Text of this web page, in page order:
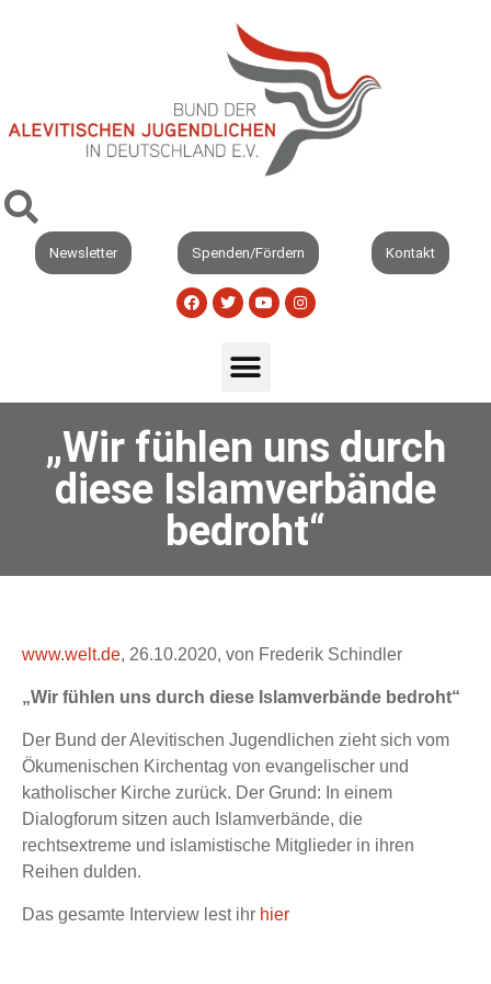
Newsletter Spenden/Fördern Kontakt
„Wir fühlen uns durch
diese Islamverbände
bedroht“
www.welt.de, 26.10.2020, von Frederik Schindler
„Wir fühlen uns durch diese Islamverbände bedroht“
Der Bund der Alevitischen Jugendlichen zieht sich vom
Ökumenischen Kirchentag von evangelischer und
katholischer Kirche zurück. Der Grund: In einem
Dialogforum sitzen auch Islamverbände, die
rechtsextreme und islamistische Mitglieder in ihren
Reihen dulden.
Das gesamte Interview lest ihr hier